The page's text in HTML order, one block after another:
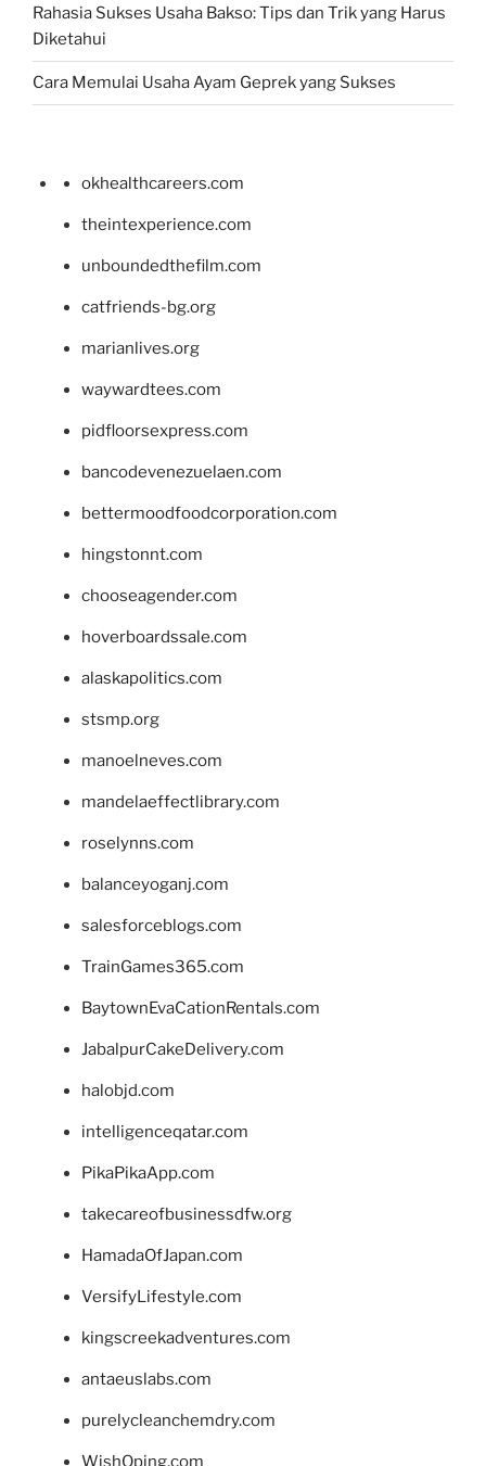
Rahasia Sukses Usaha Bakso: Tips dan Trik yang Harus
Diketahui
Cara Memulai Usaha Ayam Geprek yang Sukses
okhealthcareers.com
theintexperience.com
unboundedthefilm.com
catfriends-bg.org
marianlives.org
waywardtees.com
pidfloorsexpress.com
bancodevenezuelaen.com
bettermoodfoodcorporation.com
hingstonnt.com
chooseagender.com
hoverboardssale.com
alaskapolitics.com
stsmp.org
manoelneves.com
mandelaeffectlibrary.com
roselynns.com
balanceyoganj.com
salesforceblogs.com
TrainGames365.com
BaytownEvaCationRentals.com
JabalpurCakeDelivery.com
halobjd.com
intelligenceqatar.com
PikaPikaApp.com
takecareofbusinessdfw.org
HamadaOfJapan.com
VersifyLifestyle.com
kingscreekadventures.com
antaeuslabs.com
purelycleanchemdry.com
WishOping.com